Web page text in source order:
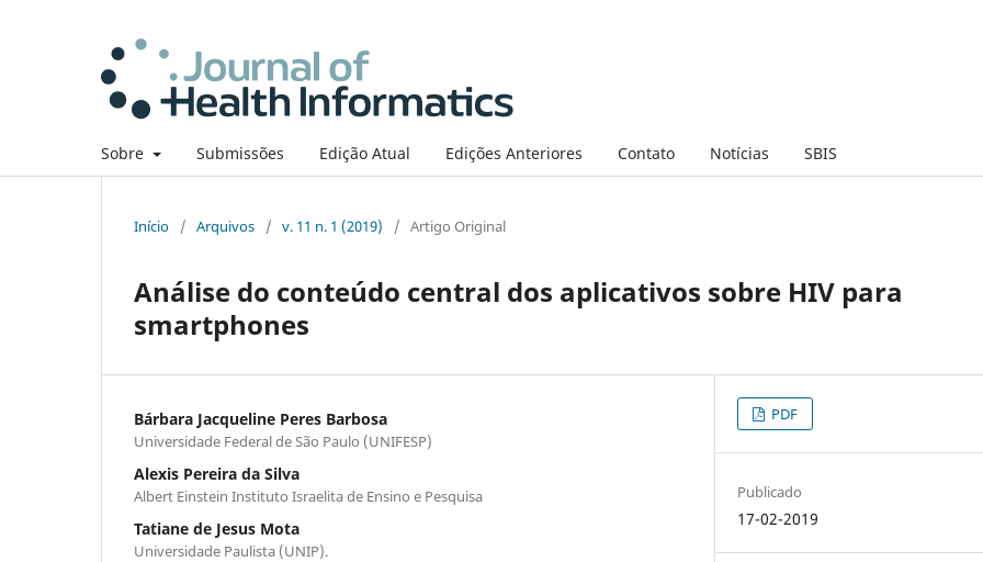
Sobre Submissões Edição Atual Edições Anteriores Contato Notícias SBIS
Início / Arquivos / v. 11 n. 1 (2019) / Artigo Original
Análise do conteúdo central dos aplicativos sobre HIV para
smartphones
Bárbara Jacqueline Peres Barbosa
Universidade Federal de São Paulo (UNIFESP)
Alexis Pereira da Silva
Albert Einstein Instituto Israelita de Ensino e Pesquisa
Tatiane de Jesus Mota
Universidade Paulista (UNIP).
PDF
Publicado
17-02-2019